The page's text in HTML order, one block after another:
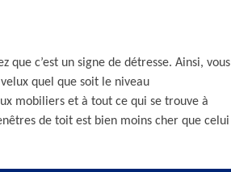
c’est un signe de détresse. Ainsi, vous
quel que soit le niveau
mobiliers et à tout ce qui se trouve à
de toit est bien moins cher que celui